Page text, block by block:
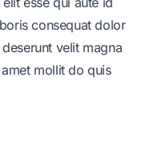
consequat dolor
velit magna
mollit do quis